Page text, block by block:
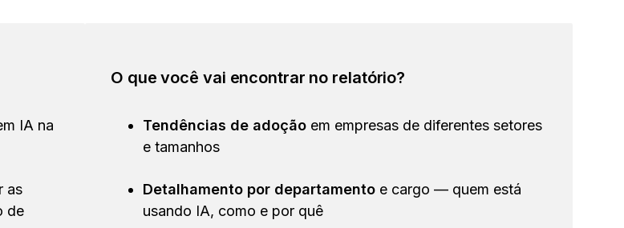
IA na
as
de
O que você vai encontrar no relatório?
Tendências de adoção em empresas de diferentes setores
e tamanhos
Detalhamento por departamento e cargo — quem está
usando IA, como e por quê